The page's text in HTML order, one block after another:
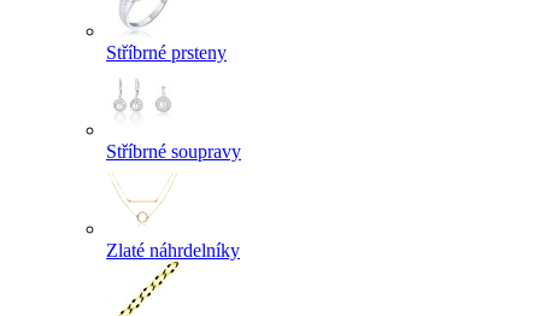
Stříbrné prsteny
Stříbrné soupravy
Zlaté náhrdelníky